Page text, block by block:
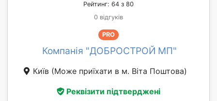
Рейтинг: 64 з 80
0 відгуків
PRO
Компанія "ДОБРОСТРОЙ МП"
Київ (Може приїхати в м. Віта Поштова)
Реквізити підтверджені